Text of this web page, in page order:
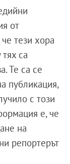
от
тези хора
са
Те са се
публикация,
с този
е, че
на
репортерът